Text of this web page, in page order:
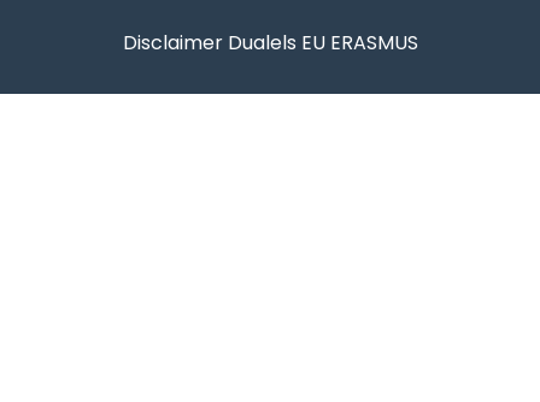
Disclaimer Dualels EU ERASMUS